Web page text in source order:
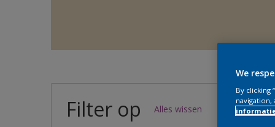
Filter op Alles wissen
We
By clicking
navigation,